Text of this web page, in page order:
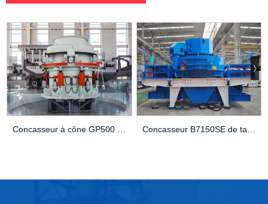
Concasseur à cône GP500 à haut rendement dans la production d’agrégats Concasseur B7150SE de taille moyenne à vendre